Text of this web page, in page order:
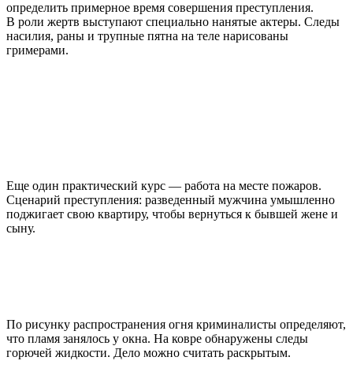
определить примерное время совершения преступления.
В роли жертв выступают специально нанятые актеры. Следы
насилия, раны и трупные пятна на теле нарисованы
гримерами.
Еще один практический курс — работа на месте пожаров.
Сценарий преступления: разведенный мужчина умышленно
поджигает свою квартиру, чтобы вернуться к бывшей жене и
сыну.
По рисунку распространения огня криминалисты определяют,
что пламя занялось у окна. На ковре обнаружены следы
горючей жидкости. Дело можно считать раскрытым.